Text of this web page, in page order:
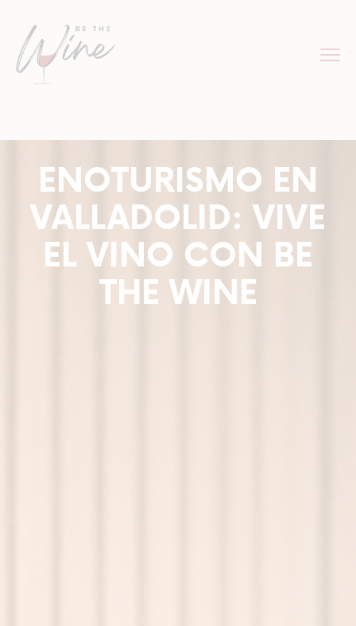
ENOTURISMO EN
VALLADOLID: VIVE
EL VINO CON BE
THE WINE